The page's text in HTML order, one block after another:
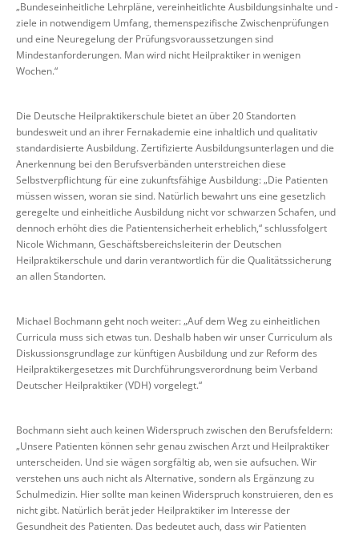
„Bundeseinheitliche Lehrpläne, vereinheitlichte Ausbildungsinhalte und -
ziele in notwendigem Umfang, themenspezifische Zwischenprüfungen
und eine Neuregelung der Prüfungsvoraussetzungen sind
Mindestanforderungen. Man wird nicht Heilpraktiker in wenigen
Wochen.“
Die Deutsche Heilpraktikerschule bietet an über 20 Standorten
bundesweit und an ihrer Fernakademie eine inhaltlich und qualitativ
standardisierte Ausbildung. Zertifizierte Ausbildungsunterlagen und die
Anerkennung bei den Berufsverbänden unterstreichen diese
Selbstverpflichtung für eine zukunftsfähige Ausbildung: „Die Patienten
müssen wissen, woran sie sind. Natürlich bewahrt uns eine gesetzlich
geregelte und einheitliche Ausbildung nicht vor schwarzen Schafen, und
dennoch erhöht dies die Patientensicherheit erheblich,“ schlussfolgert
Nicole Wichmann, Geschäftsbereichsleiterin der Deutschen
Heilpraktikerschule und darin verantwortlich für die Qualitätssicherung
an allen Standorten.
Michael Bochmann geht noch weiter: „Auf dem Weg zu einheitlichen
Curricula muss sich etwas tun. Deshalb haben wir unser Curriculum als
Diskussionsgrundlage zur künftigen Ausbildung und zur Reform des
Heilpraktikergesetzes mit Durchführungsverordnung beim Verband
Deutscher Heilpraktiker (VDH) vorgelegt.“
Bochmann sieht auch keinen Widerspruch zwischen den Berufsfeldern:
„Unsere Patienten können sehr genau zwischen Arzt und Heilpraktiker
unterscheiden. Und sie wägen sorgfältig ab, wen sie aufsuchen. Wir
verstehen uns auch nicht als Alternative, sondern als Ergänzung zu
Schulmedizin. Hier sollte man keinen Widerspruch konstruieren, den es
nicht gibt. Natürlich berät jeder Heilpraktiker im Interesse der
Gesundheit des Patienten. Das bedeutet auch, dass wir Patienten